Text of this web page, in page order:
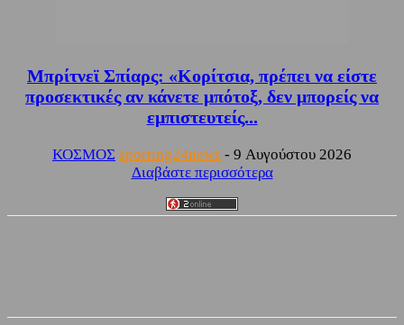
Μπρίτνεϊ Σπίαρς: «Κορίτσια, πρέπει να είστε
προσεκτικές αν κάνετε μπότοξ, δεν μπορείς να
εμπιστευτείς...
ΚΟΣΜΟΣ sporting24news - 9 Αυγούστου 2026
Διαβάστε περισσότερα